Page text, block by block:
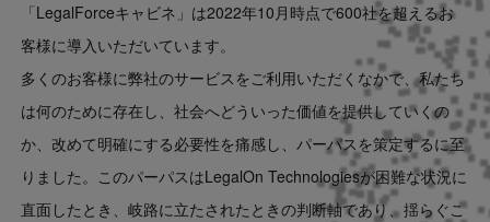
「LegalForceキャビネ」は2022年10月時点で600社を超えるお
客様に導入いただいています。
多くのお客様に弊社のサービスをご利用いただくなかで、私たち
は何のために存在し、社会へどういった価値を提供していくの
か、改めて明確にする必要性を痛感し、パーパスを策定するに至
りました。このパーパスはLegalOn Technologiesが困難な状況に
直面したとき、岐路に立たされたときの判断軸であり、揺らぐこ